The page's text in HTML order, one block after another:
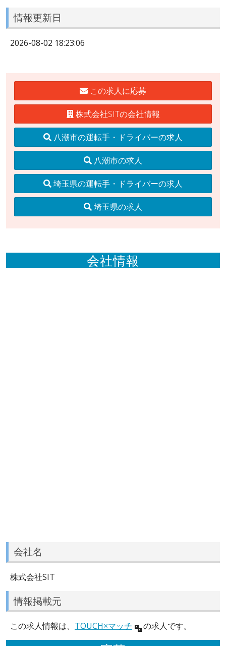
情報更新日
2026-08-02 18:23:06
この求人に応募
株式会社SITの会社情報
八潮市の運転手・ドライバーの求人
八潮市の求人
埼玉県の運転手・ドライバーの求人
埼玉県の求人
会社情報
会社名
株式会社SIT
情報掲載元
この求人情報は、 TOUCH×マッチ の求人です。